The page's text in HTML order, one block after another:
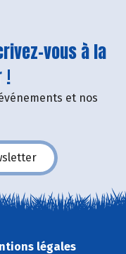
vous à la
!
et nos
légales